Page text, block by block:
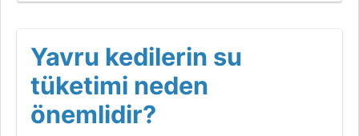
Yavru kedilerin su
tüketimi neden
önemlidir?